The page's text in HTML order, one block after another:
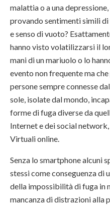
malattia o a una
provando sentimenti simili
e senso di vuoto?
hanno visto volatilizzarsi il
mani di un mariuolo o lo
evento non frequente ma
persone sempre connesse
sole, isolate dal mondo,
forme di fuga diverse da
Internet e dei social
Virtuali online.
Senza lo smartphone alcuni
stessi come conseguenza di
della impossibilità di fuga in
mancanza di distrazioni alla